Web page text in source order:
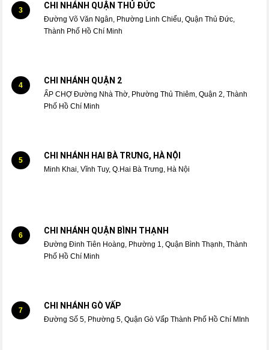
3 CHI NHÁNH QUẬN THỦ ĐỨC
Đường Võ Văn Ngân, Phường Linh Chiểu, Quận Thủ Đức,
Thành Phố Hồ Chí Minh
4 CHI NHÁNH QUẬN 2
ẤP CHỢ Đường Nhà Thờ, Phường Thủ Thiêm, Quận 2, Thành
Phố Hồ Chí Minh
5 CHI NHÁNH HAI BÀ TRƯNG, HÀ NỘI
Minh Khai, Vĩnh Tuy, Q.Hai Bà Trưng, Hà Nội
6 CHI NHÁNH QUẬN BÌNH THẠNH
Đường Đinh Tiên Hoàng, Phường 1, Quận Bình Thạnh, Thành
Phố Hồ Chí Minh
7 CHI NHÁNH GÒ VẤP
Đường Số 5, Phường 5, Quận Gò Vấp Thành Phố Hồ Chí MInh